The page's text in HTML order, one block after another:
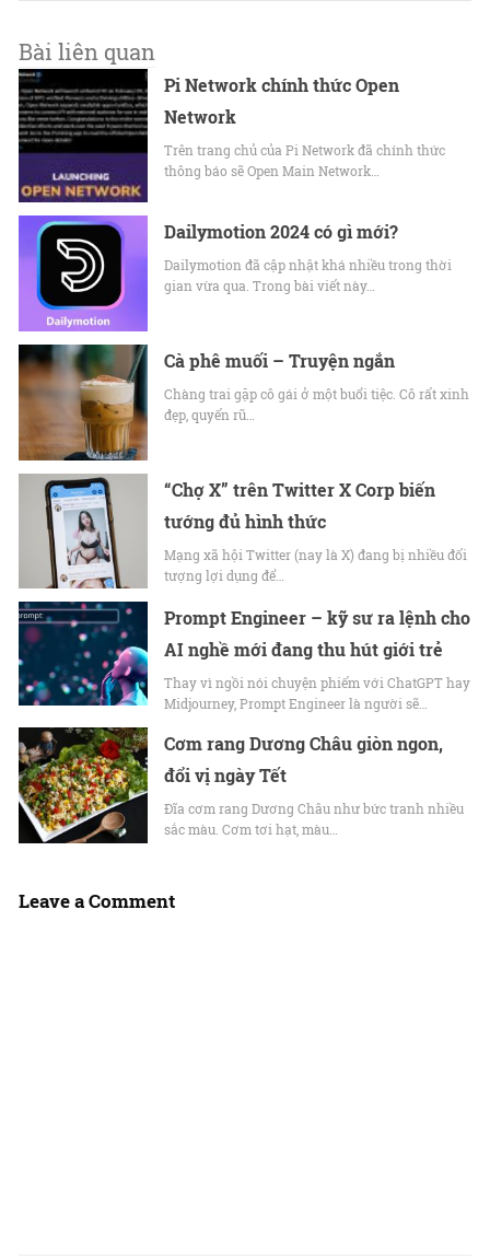
Bài liên quan
Pi Network chính thức Open
Network
Trên trang chủ của Pi Network đã chính thức
thông báo sẽ Open Main Network…
Dailymotion 2024 có gì mới?
Dailymotion đã cập nhật khá nhiều trong thời
gian vừa qua. Trong bài viết này…
Cà phê muối – Truyện ngắn
Chàng trai gặp cô gái ở một buổi tiệc. Cô rất xinh
đẹp, quyến rũ…
“Chợ X” trên Twitter X Corp biến
tướng đủ hình thức
Mạng xã hội Twitter (nay là X) đang bị nhiều đối
tượng lợi dụng để…
Prompt Engineer – kỹ sư ra lệnh cho
AI nghề mới đang thu hút giới trẻ
Thay vì ngồi nói chuyện phiếm với ChatGPT hay
Midjourney, Prompt Engineer là người sẽ…
Cơm rang Dương Châu giòn ngon,
đổi vị ngày Tết
Đĩa cơm rang Dương Châu như bức tranh nhiều
sắc màu. Cơm tơi hạt, màu…
Leave a Comment